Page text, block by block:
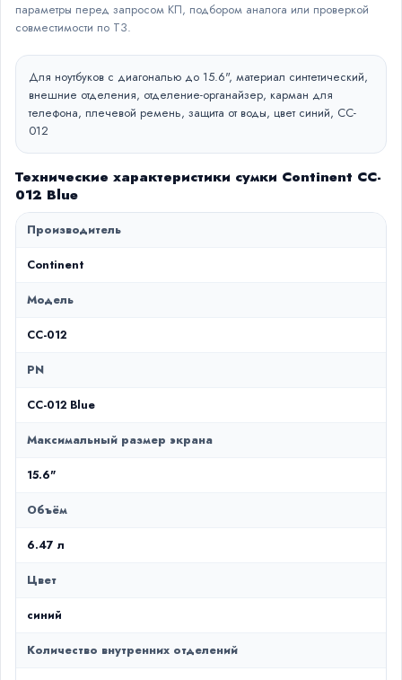
параметры перед запросом КП, подбором аналога или проверкой
совместимости по ТЗ.
Для ноутбуков с диагональю до 15.6", материал синтетический,
внешние отделения, отделение-органайзер, карман для
телефона, плечевой ремень, защита от воды, цвет синий, CC-
012
Технические характеристики сумки Continent CC-
012 Blue
Производитель
Continent
Модель
CC-012
PN
CC-012 Blue
Максимальный размер экрана
15.6"
Объём
6.47 л
Цвет
синий
Количество внутренних отделений